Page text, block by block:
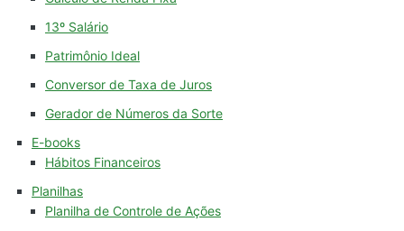
13º Salário
Patrimônio Ideal
Conversor de Taxa de Juros
Gerador de Números da Sorte
E-books
Hábitos Financeiros
Planilhas
Planilha de Controle de Ações